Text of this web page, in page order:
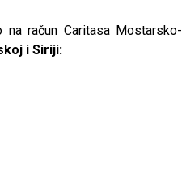
račun Caritasa Mostarsko-
i Siriji: